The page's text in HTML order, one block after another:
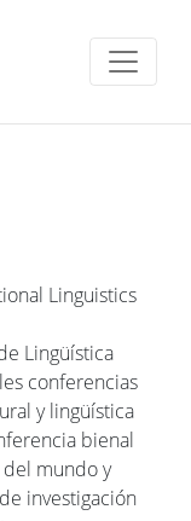
Linguistics
Lingüística
conferencias
y lingüística
bienal
del mundo y
investigación